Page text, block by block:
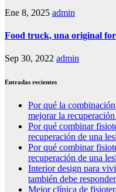
Ene 8, 2025 admin
Food truck, una original
Sep 30, 2022 admin
Entradas recientes
Por qué la
mejorar la
Por qué combinar
recuperación de una
Por qué combinar
recuperación de una
Interior design para
también debe
Mejor clínica de